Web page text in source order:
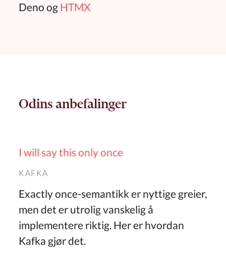
Deno og HTMX
Odins anbefalinger
I will say this only once
KAFKA
Exactly once-semantikk er nyttige greier,
men det er utrolig vanskelig å
implementere riktig. Her er hvordan
Kafka gjør det.